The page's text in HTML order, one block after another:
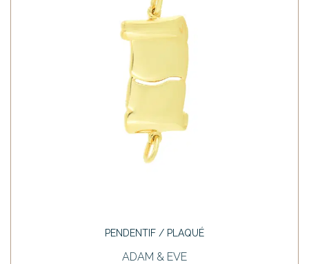
PENDENTIF / PLAQUÉ
ADAM & EVE